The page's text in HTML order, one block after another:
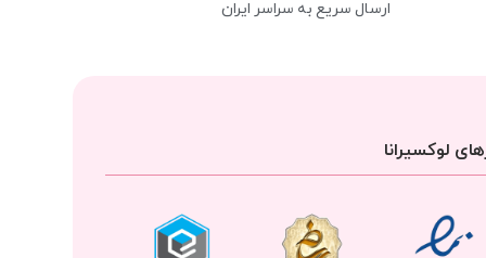
ارسال سریع به سراسر ایران
لوکسیرانا